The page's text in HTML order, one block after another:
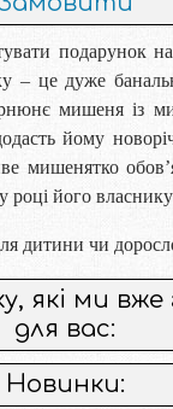
подарунок
– це дуже
мишеня із
йому
році його власнику
дитини чи
які ми вже
для вас:
Новинки: